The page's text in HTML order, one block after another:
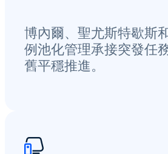
博內爾、聖尤斯特歇斯
例池化管理承接突發任
舊平穩推進。